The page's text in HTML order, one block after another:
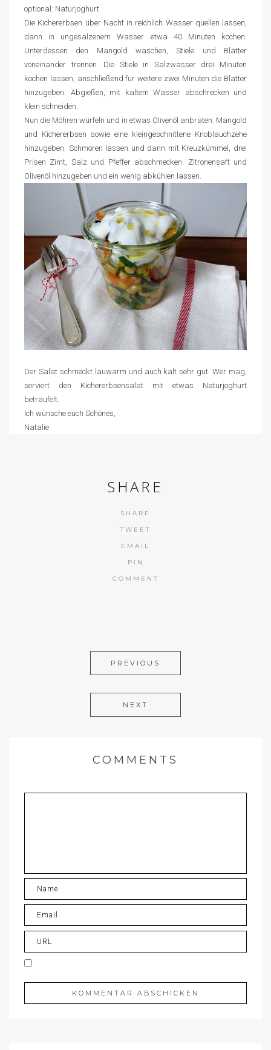
optional: Naturjoghurt
Die Kichererbsen über Nacht in reichlich Wasser quellen lassen,
dann in ungesalzenem Wasser etwa 40 Minuten kochen.
Unterdessen den Mangold waschen, Stiele und Blätter
voneinander trennen. Die Stiele in Salzwasser drei Minuten
kochen lassen, anschließend für weitere zwei Minuten die Blätter
hinzugeben. Abgießen, mit kaltem Wasser abschrecken und
klein schneiden.
Nun die Möhren würfeln und in etwas Olivenöl anbraten. Mangold
und Kichererbsen sowie eine kleingeschnittene Knoblauchzehe
hinzugeben. Schmoren lassen und dann mit Kreuzkümmel, drei
Prisen Zimt, Salz und Pfeffer abschmecken. Zitronensaft und
Olivenöl hinzugeben und ein wenig abkühlen lassen.
Der Salat schmeckt lauwarm und auch kalt sehr gut. Wer mag,
serviert den Kichererbsensalat mit etwas Naturjoghurt
beträufelt.
Ich wünsche euch Schönes,
Natalie
SHARE
SHARE
TWEET
EMAIL
PIN
COMMENT
PREVIOUS
NEXT
COMMENTS